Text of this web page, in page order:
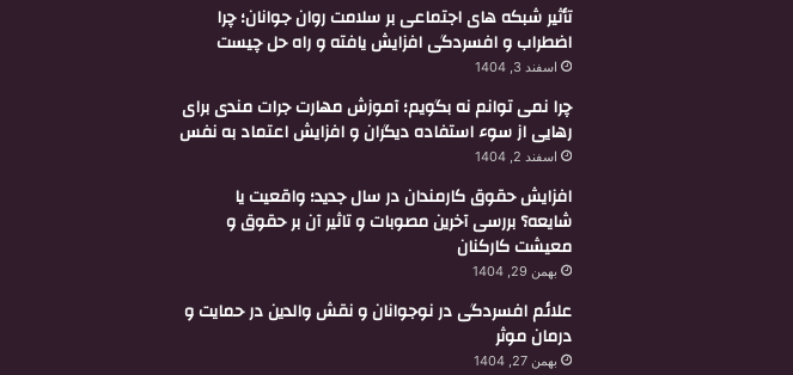
تأثیر شبکه های اجتماعی بر سلامت روان جوانان؛ چرا
اضطراب و افسردگی افزایش یافته و راه حل چیست
اسفند 3, 1404
چرا نمی توانم نه بگویم؛ آموزش مهارت جرات مندی برای
رهایی از سوء استفاده دیگران و افزایش اعتماد به نفس
اسفند 2, 1404
افزایش حقوق کارمندان در سال جدید؛ واقعیت یا
شایعه؟ بررسی آخرین مصوبات و تاثیر آن بر حقوق و
معیشت کارکنان
بهمن 29, 1404
علائم افسردگی در نوجوانان و نقش والدین در حمایت و
درمان موثر
بهمن 27, 1404